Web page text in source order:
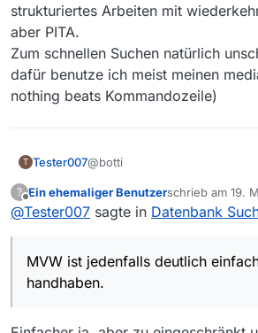
strukturiertes Arbeiten mit
aber PITA.
Zum schnellen Suchen natürlich
dafür benutze ich meist meinen
nothing beats Kommandozeile)
T Tester007@botti
Das war mir so nicht bewusst.
Aufklärung.
jedenfalls deutlich einfacher zu
?
Offline
Ein ehemaliger Benutzerschrieb am 19.
zuletzt editiert
@Tester007 sagte in Datenbank
MVW ist jedenfalls deutlich
handhaben.